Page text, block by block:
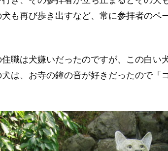
も再び歩き出すなど、常に参拝者のペ
職は犬嫌いだったのですが、この白い
犬は、お寺の鐘の音が好きだったので「